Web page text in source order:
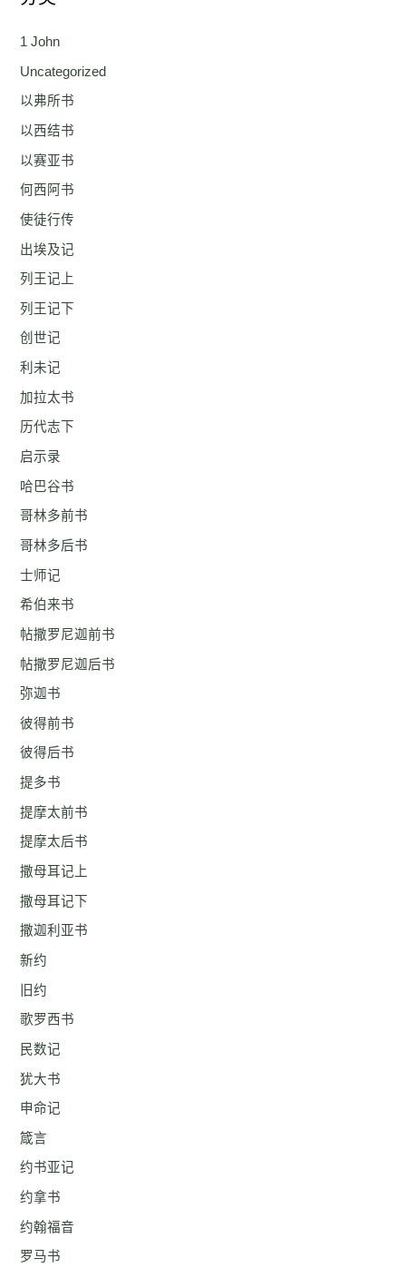
1 John
Uncategorized
以弗所书
以西结书
以赛亚书
何西阿书
使徒行传
出埃及记
列王记上
列王记下
创世记
利未记
加拉太书
历代志下
启示录
哈巴谷书
哥林多前书
哥林多后书
士师记
希伯来书
帖撒罗尼迦前书
帖撒罗尼迦后书
弥迦书
彼得前书
彼得后书
提多书
提摩太前书
提摩太后书
撒母耳记上
撒母耳记下
撒迦利亚书
新约
旧约
歌罗西书
民数记
犹大书
申命记
箴言
约书亚记
约拿书
约翰福音
罗马书